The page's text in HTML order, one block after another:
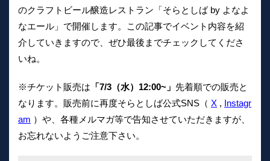
のクラフトビール醸造レストラン「そらとしば by よなよ
なエール」で開催します。この記事でイベント内容を紹
介していきますので、ぜひ最後までチェックしてくださ
いね。
※チケット販売は 「7/3（水）12:00~」 先着順での販売と
なります。販売前に再度そらとしば公式SNS（ X , Instagr
am ）や、各種メルマガ等で告知させていただきますが、
お忘れないようご注意下さい。